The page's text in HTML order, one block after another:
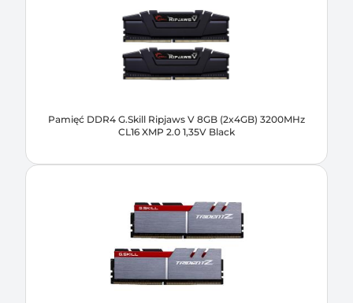
Pamięć DDR4 G.Skill Ripjaws V 8GB (2x4GB) 3200MHz
CL16 XMP 2.0 1,35V Black